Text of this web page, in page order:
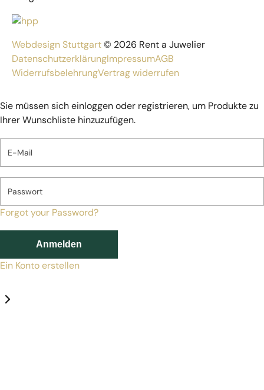
Webdesign Stuttgart© 2026 Rent a Juwelier
DatenschutzerklärungImpressumAGB
WiderrufsbelehrungVertrag widerrufen
Sie müssen sich einloggen oder registrieren, um Produkte zu
Ihrer Wunschliste hinzuzufügen.
E-Mail
Passwort
Forgot your Password?
Anmelden
Ein Konto erstellen